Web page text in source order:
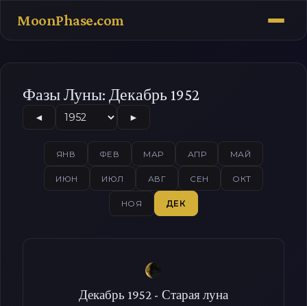
MoonPhase.com
Фазы Луны: Декабрь 1952
◄ ►
ЯНВ ФЕВ МАР АПР МАЙ
ИЮН ИЮЛ АВГ СЕН ОКТ
НОЯ ДЕК
Декабрь 1952 - Старая луна